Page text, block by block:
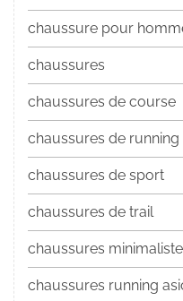
chaussure pour
chaussures
chaussures de course
chaussures de running
chaussures de sport
chaussures de trail
chaussures
chaussures running